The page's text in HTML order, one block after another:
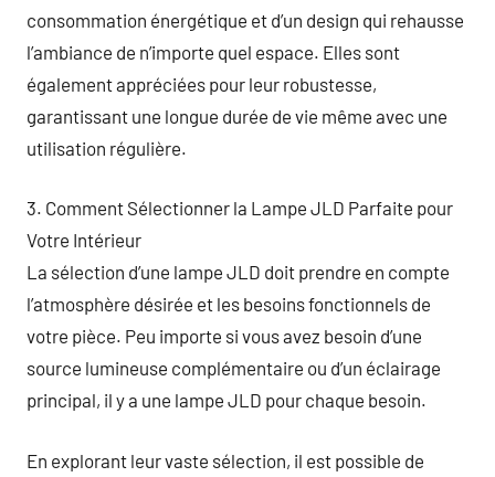
consommation énergétique et d’un design qui rehausse
l’ambiance de n’importe quel espace. Elles sont
également appréciées pour leur robustesse,
garantissant une longue durée de vie même avec une
utilisation régulière.
3. Comment Sélectionner la Lampe JLD Parfaite pour
Votre Intérieur
La sélection d’une lampe JLD doit prendre en compte
l’atmosphère désirée et les besoins fonctionnels de
votre pièce. Peu importe si vous avez besoin d’une
source lumineuse complémentaire ou d’un éclairage
principal, il y a une lampe JLD pour chaque besoin.
En explorant leur vaste sélection, il est possible de